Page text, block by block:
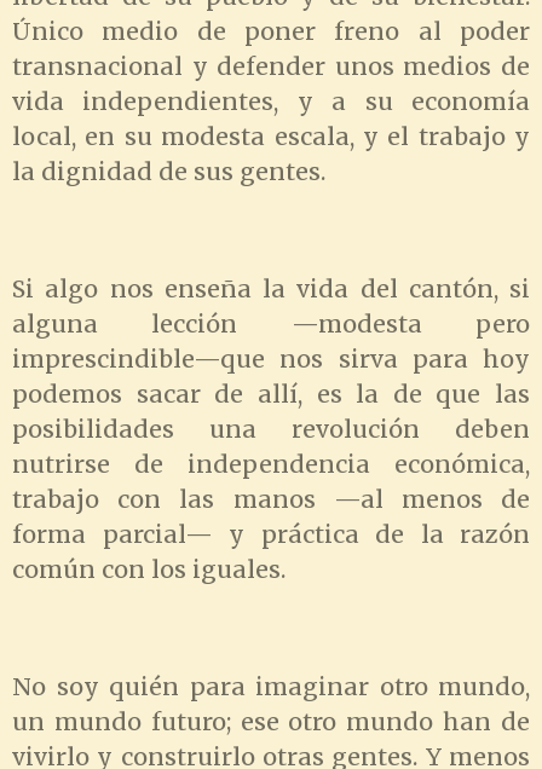
Único medio de poner freno al poder
transnacional y defender unos medios de
vida independientes, y a su economía
local, en su modesta escala, y el trabajo y
la dignidad de sus gentes.
Si algo nos enseña la vida del cantón, si
alguna lección —modesta pero
imprescindible—que nos sirva para hoy
podemos sacar de allí, es la de que las
posibilidades una revolución deben
nutrirse de independencia económica,
trabajo con las manos —al menos de
forma parcial— y práctica de la razón
común con los iguales.
No soy quién para imaginar otro mundo,
un mundo futuro; ese otro mundo han de
vivirlo y construirlo otras gentes. Y menos